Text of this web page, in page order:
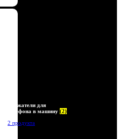
Держатели для
телефона в машину (2)
2 продукта